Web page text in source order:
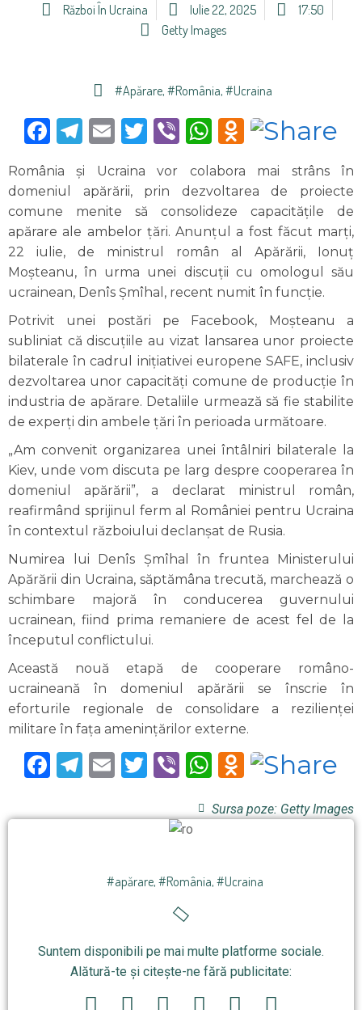
Război În Ucraina Iulie 22, 2025
17:50
Getty Images
#apărare, #România, #Ucraina
Facebook
Telegram
EmailTwitter
ViberWhatsApp
România și Ucraina vor colabora mai strâns în
domeniul apărării, prin dezvoltarea de proiecte
comune menite să consolideze capacitățile de
apărare ale ambelor țări. Anunțul a fost făcut marți,
22 iulie, de ministrul român al Apărării, Ionuț
Moșteanu, în urma unei discuții cu omologul său
ucrainean, Denîs Șmîhal, recent numit în funcție.
Potrivit unei postări pe Facebook, Moșteanu a
subliniat că discuțiile au vizat lansarea unor proiecte
bilaterale în cadrul inițiativei europene SAFE, inclusiv
dezvoltarea unor capacități comune de producție în
industria de apărare. Detaliile urmează să fie stabilite
de experți din ambele țări în perioada următoare.
„Am convenit organizarea unei întâlniri bilaterale la
Kiev, unde vom discuta pe larg despre cooperarea în
domeniul apărării”, a declarat ministrul român,
reafirmând sprijinul ferm al României pentru Ucraina
în contextul războiului declanșat de Rusia.
Numirea lui Denîs Șmîhal în fruntea Ministerului
Apărării din Ucraina, săptămâna trecută, marchează o
schimbare majoră în conducerea guvernului
ucrainean, fiind prima remaniere de acest fel de la
începutul conflictului.
Această nouă etapă de cooperare româno-
ucraineană în domeniul apărării se înscrie în
eforturile regionale de consolidare a rezilienței
militare în fața amenințărilor externe.
Facebook
Telegram
EmailTwitter
ViberWhatsApp
Sursa poze: Getty Images
#apărare, #România, #Ucraina
Suntem disponibili pe mai multe platforme sociale.
Alătură-te și citește-ne fără publicitate: